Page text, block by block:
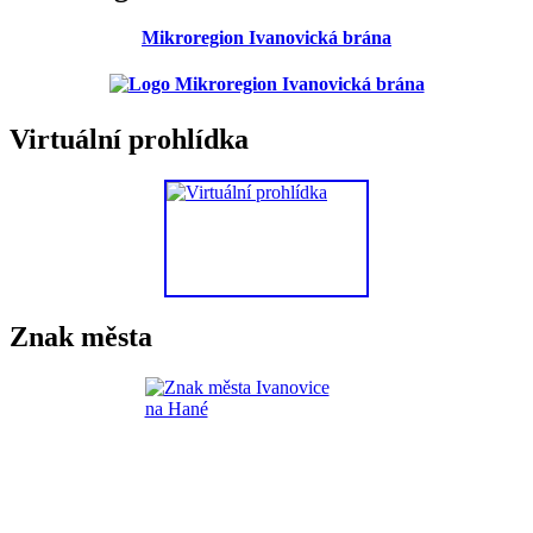
Mikroregion Ivanovická brána
Virtuální prohlídka
Znak města